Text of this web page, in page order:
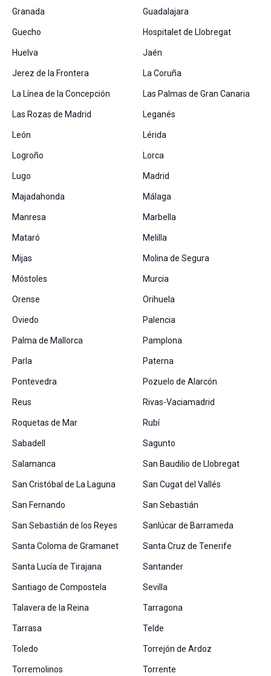
Granada Guadalajara
Guecho Hospitalet de Llobregat
Huelva Jaén
Jerez de la Frontera La Coruña
La Línea de la Concepción Las Palmas de Gran Canaria
Las Rozas de Madrid Leganés
León Lérida
Logroño Lorca
Lugo Madrid
Majadahonda Málaga
Manresa Marbella
Mataró Melilla
Mijas Molina de Segura
Móstoles Murcia
Orense Orihuela
Oviedo Palencia
Palma de Mallorca Pamplona
Parla Paterna
Pontevedra Pozuelo de Alarcón
Reus Rivas-Vaciamadrid
Roquetas de Mar Rubí
Sabadell Sagunto
Salamanca San Baudilio de Llobregat
San Cristóbal de La Laguna San Cugat del Vallés
San Fernando San Sebastián
San Sebastián de los Reyes Sanlúcar de Barrameda
Santa Coloma de Gramanet Santa Cruz de Tenerife
Santa Lucía de Tirajana Santander
Santiago de Compostela Sevilla
Talavera de la Reina Tarragona
Tarrasa Telde
Toledo Torrejón de Ardoz
Torremolinos Torrente